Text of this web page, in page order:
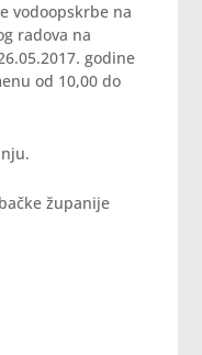
vodoopskrbe na
radova na
godine
od 10,00 do
županije